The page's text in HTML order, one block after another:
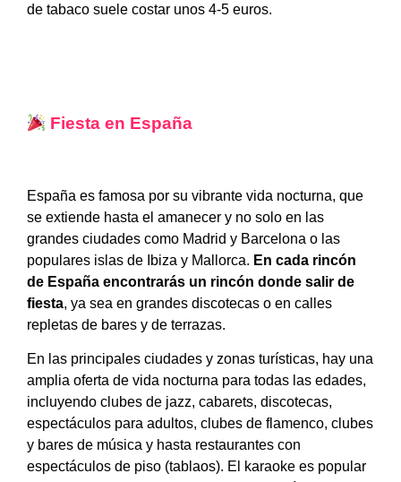
de tabaco suele costar unos 4-5 euros.
Fiesta en España
España es famosa por su vibrante vida nocturna, que
se extiende hasta el amanecer y no solo en las
grandes ciudades como Madrid y Barcelona o las
populares islas de Ibiza y Mallorca. En cada rincón
de España encontrarás un rincón donde salir de
fiesta, ya sea en grandes discotecas o en calles
repletas de bares y de terrazas.
En las principales ciudades y zonas turísticas, hay una
amplia oferta de vida nocturna para todas las edades,
incluyendo clubes de jazz, cabarets, discotecas,
espectáculos para adultos, clubes de flamenco, clubes
y bares de música y hasta restaurantes con
espectáculos de piso (tablaos). El karaoke es popular